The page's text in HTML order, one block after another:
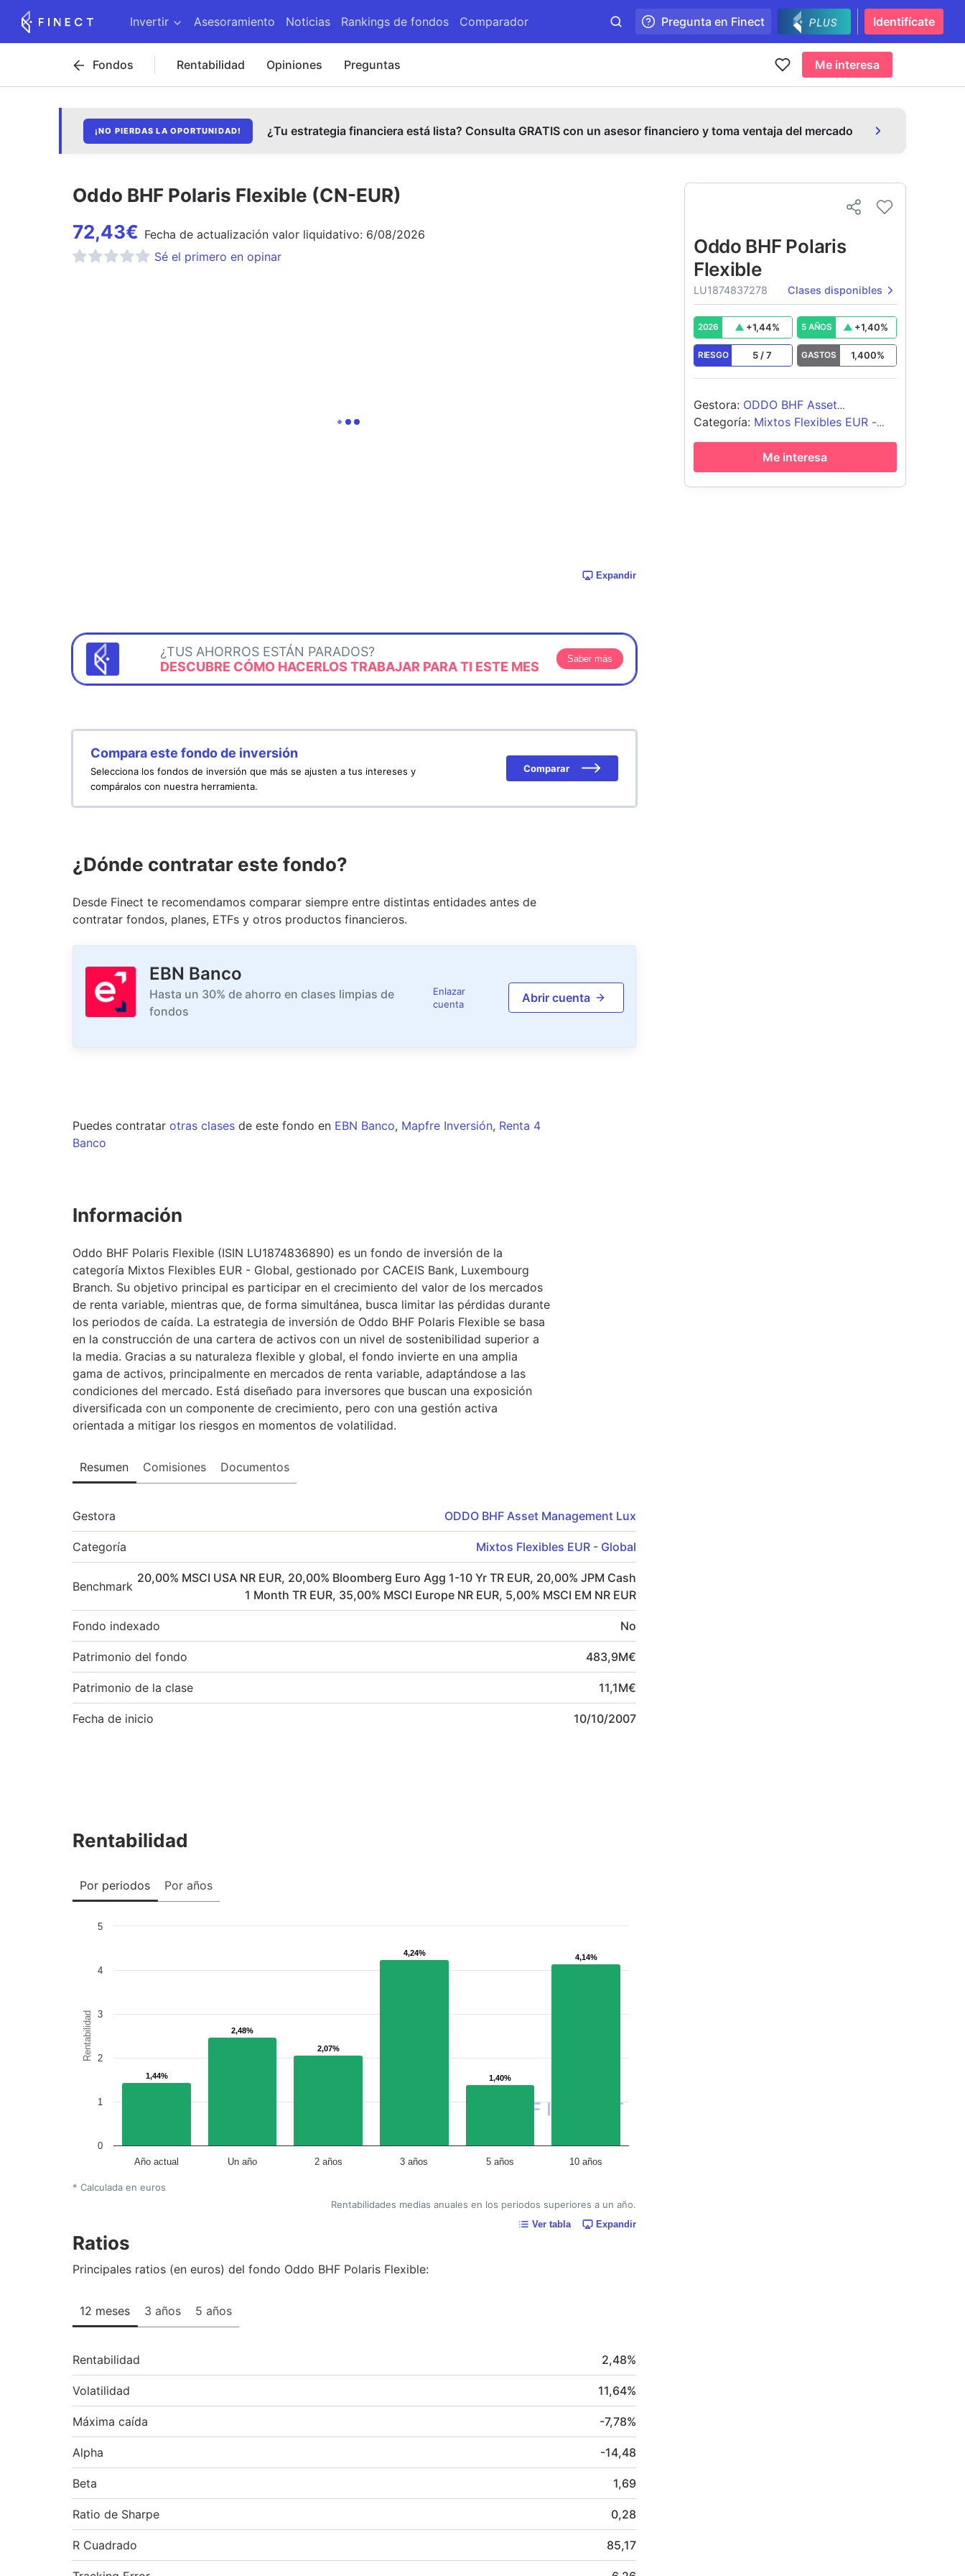
Invertir Asesoramiento Noticias Rankings de fondos Comparador Pregunta en Finect Identifícate
Fondos Rentabilidad Opiniones Preguntas Me interesa
¡NO PIERDAS LA OPORTUNIDAD! ¿Tu estrategia financiera está lista? Consulta GRATIS con un asesor financiero y toma ventaja del mercado
Oddo BHF Polaris Flexible (CN-EUR)
72,43€ Fecha de actualización valor liquidativo: 6/08/2026
Sé el primero en opinar
Expandir
¿TUS AHORROS ESTÁN PARADOS?
DESCUBRE CÓMO HACERLOS TRABAJAR PARA TI ESTE MES
Saber más
Compara este fondo de inversión
Selecciona los fondos de inversión que más se ajusten a tus intereses y
compáralos con nuestra herramienta.
Comparar
¿Dónde contratar este fondo?
Desde Finect te recomendamos comparar siempre entre distintas entidades antes de
contratar fondos, planes, ETFs y otros productos financieros.
EBN Banco
Hasta un 30% de ahorro en clases limpias de
fondos
Enlazar
cuenta
Abrir cuenta
Puedes contratar otras clases de este fondo en EBN Banco, Mapfre Inversión, Renta 4
Banco
Información
Oddo BHF Polaris Flexible (ISIN LU1874836890) es un fondo de inversión de la
categoría Mixtos Flexibles EUR - Global, gestionado por CACEIS Bank, Luxembourg
Branch. Su objetivo principal es participar en el crecimiento del valor de los mercados
de renta variable, mientras que, de forma simultánea, busca limitar las pérdidas durante
los periodos de caída. La estrategia de inversión de Oddo BHF Polaris Flexible se basa
en la construcción de una cartera de activos con un nivel de sostenibilidad superior a
la media. Gracias a su naturaleza flexible y global, el fondo invierte en una amplia
gama de activos, principalmente en mercados de renta variable, adaptándose a las
condiciones del mercado. Está diseñado para inversores que buscan una exposición
diversificada con un componente de crecimiento, pero con una gestión activa
orientada a mitigar los riesgos en momentos de volatilidad.
Resumen Comisiones Documentos
Gestora ODDO BHF Asset Management Lux
Categoría Mixtos Flexibles EUR - Global
Benchmark
20,00% MSCI USA NR EUR, 20,00% Bloomberg Euro Agg 1-10 Yr TR EUR, 20,00% JPM Cash
1 Month TR EUR, 35,00% MSCI Europe NR EUR, 5,00% MSCI EM NR EUR
Fondo indexado No
Patrimonio del fondo 483,9M€
Patrimonio de la clase 11,1M€
Fecha de inicio 10/10/2007
Oddo BHF Polaris
Flexible
LU1874837278 Clases disponibles
2026 +1,44% 5 AÑOS +1,40%
RIESGO 5/7 GASTOS 1,400%
Gestora: ODDO BHF Asset
Management Lux
Categoría: Mixtos Flexibles EUR -
Global
Me interesa
Rentabilidad
Por periodos Por años
Rentabilidad
1,44%
1,44%
2,48%
2,48%
2,07%
2,07%
4,24%
4,24%
1,40%
1,40%
4,14%
4,14%
Año actual Un año 2 años 3 años 5 años 10 años
0
1
2
3
4
5
* Calculada en euros
Rentabilidades medias anuales en los periodos superiores a un año.
Ver tabla Expandir
Ratios
Principales ratios (en euros) del fondo Oddo BHF Polaris Flexible:
12 meses 3 años 5 años
Rentabilidad 2,48%
Volatilidad 11,64%
Máxima caída -7,78%
Alpha -14,48
Beta 1,69
Ratio de Sharpe 0,28
R Cuadrado 85,17